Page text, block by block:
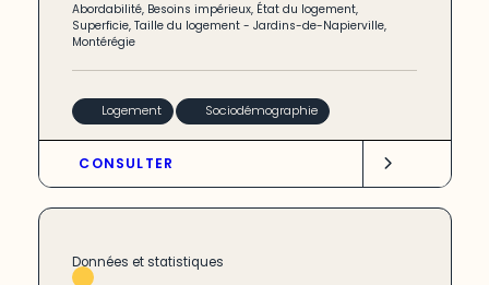
Abordabilité, Besoins impérieux, État du logement,
Superficie,Taille du logement -Jardins-de-Napierville,
Montérégie
Logement Sociodémographie
CONSULTER
Données et statistiques